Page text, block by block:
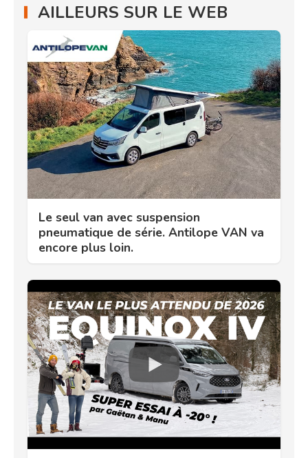
AILLEURS SUR LE WEB
Le seul van avec suspension
pneumatique de série. Antilope VAN va
encore plus loin.